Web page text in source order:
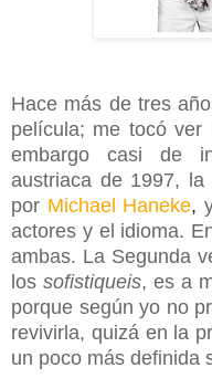
Hace más de tres
película; me tocó ver
embargo casi de
austriaca de 1997,
por Michael Haneke,
actores y el idioma.
ambas. La Segunda
los sofistiqueis, es a
porque según yo no
revivirla, quizá en la
un poco más definida